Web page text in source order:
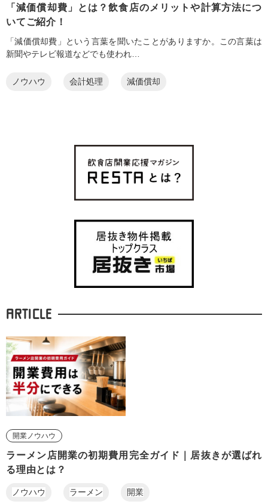
「減価償却費」とは？飲食店のメリットや計算方法につ
いてご紹介！
「減価償却費」という言葉を聞いたことがありますか。この言葉は
新聞やテレビ報道などでも使われ…
ノウハウ 会計処理 減価償却
ARTICLE
開業ノウハウ
ラーメン店開業の初期費用完全ガイド｜居抜きが選ばれ
る理由とは？
ノウハウ ラーメン 開業